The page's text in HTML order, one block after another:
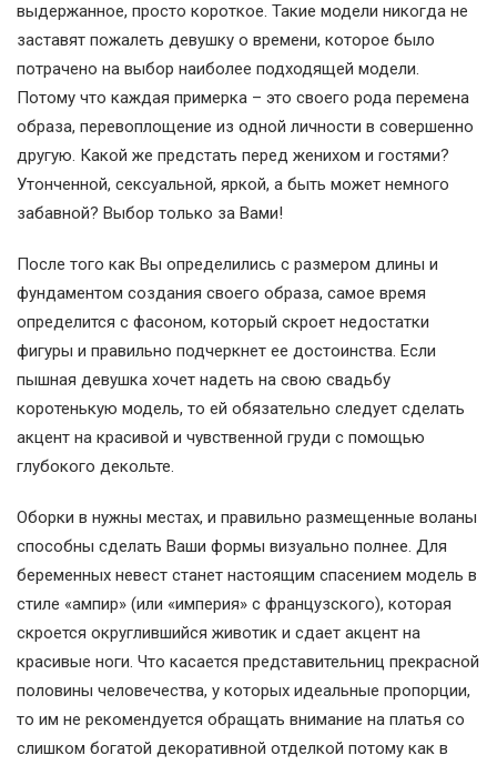
выдержанное, просто короткое. Такие модели никогда не
заставят пожалеть девушку о времени, которое было
потрачено на выбор наиболее подходящей модели.
Потому что каждая примерка – это своего рода перемена
образа, перевоплощение из одной личности в совершенно
другую. Какой же предстать перед женихом и гостями?
Утонченной, сексуальной, яркой, а быть может немного
забавной? Выбор только за Вами!
После того как Вы определились с размером длины и
фундаментом создания своего образа, самое время
определится с фасоном, который скроет недостатки
фигуры и правильно подчеркнет ее достоинства. Если
пышная девушка хочет надеть на свою свадьбу
коротенькую модель, то ей обязательно следует сделать
акцент на красивой и чувственной груди с помощью
глубокого декольте.
Оборки в нужны местах, и правильно размещенные воланы
способны сделать Ваши формы визуально полнее. Для
беременных невест станет настоящим спасением модель в
стиле «ампир» (или «империя» с французского), которая
скроется округлившийся животик и сдает акцент на
красивые ноги. Что касается представительниц прекрасной
половины человечества, у которых идеальные пропорции,
то им не рекомендуется обращать внимание на платья со
слишком богатой декоративной отделкой потому как в